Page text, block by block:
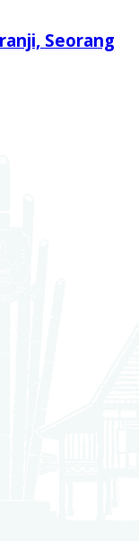
Seorang